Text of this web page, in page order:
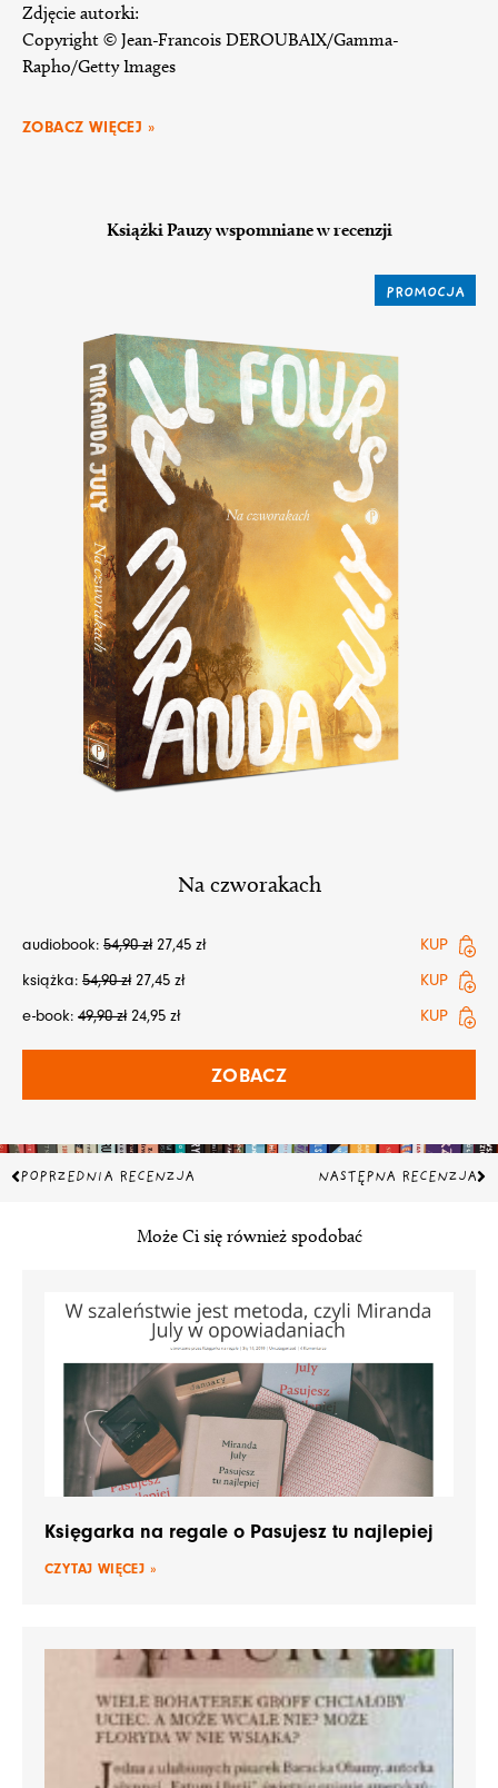
Zdjęcie autorki:
Copyright © Jean-Francois DEROUBAIX/Gamma-
Rapho/Getty Images
ZOBACZ WIĘCEJ »
Książki Pauzy wspomniane w recenzji
PROMOCJA
Na czworakach
audiobook: 54,90zł 27,45 zł
KUP
książka: 54,90zł 27,45 zł
KUP
e-book: 49,90zł 24,95 zł KUP
ZOBACZ
Prev
POPRZEDNIA RECENZJA NASTĘPNA RECENZJA
Może Ci się również spodobać
Księgarka na regale o Pasujesz tu najlepiej
CZYTAJ WIĘCEJ »